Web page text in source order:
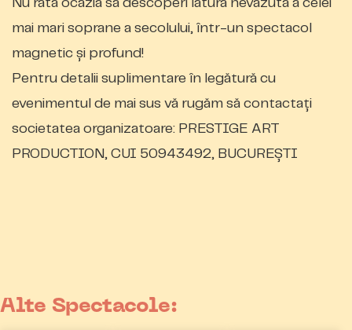
Nu rata ocazia să descoperi latura nevăzută a celei
mai mari soprane a secolului, într-un spectacol
magnetic și profund!
Pentru detalii suplimentare în legătură cu
evenimentul de mai sus vă rugăm să contactați
societatea organizatoare: PRESTIGE ART
PRODUCTION, CUI 50943492, BUCUREȘTI
Alte Spectacole: